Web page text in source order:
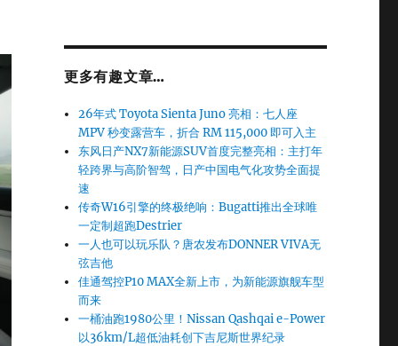
更多有趣文章…
26年式 Toyota Sienta Juno 亮相：七人座
MPV 秒变露营车，折合 RM 115,000 即可入主
东风日产NX7新能源SUV首度完整亮相：主打年
轻跨界与高阶智驾，日产中国电气化攻势全面提
速
传奇W16引擎的终极绝响：Bugatti推出全球唯
一定制超跑Destrier
一人也可以玩乐队？唐农发布DONNER VIVA无
弦吉他
佳通驾控P10 MAX全新上市，为新能源旗舰车型
而来
一桶油跑1980公里！Nissan Qashqai e-Power
以36km/L超低油耗创下吉尼斯世界纪录